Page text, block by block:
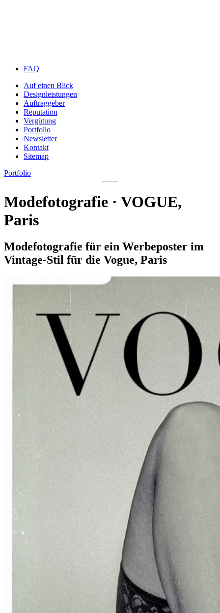
FAQ
Auf einen Blick
Designleistungen
Auftraggeber
Reputation
Vergütung
Portfolio
Newsletter
Kontakt
Sitemap
Portfolio
Modefotografie · VOGUE,
Paris
Modefotografie für ein Werbeposter im
Vintage-Stil für die Vogue, Paris